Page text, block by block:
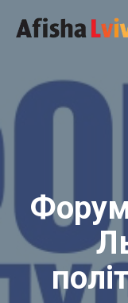
до